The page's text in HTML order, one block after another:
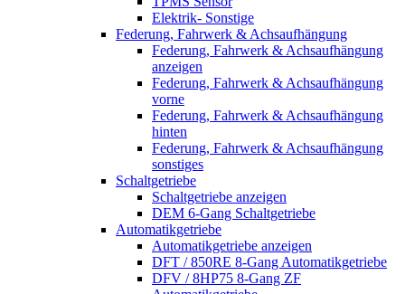
Elektrik- Sonstige
Federung, Fahrwerk & Achsaufhängung
Federung, Fahrwerk & Achsaufhängung
anzeigen
Federung, Fahrwerk & Achsaufhängung
vorne
Federung, Fahrwerk & Achsaufhängung
hinten
Federung, Fahrwerk & Achsaufhängung
sonstiges
Schaltgetriebe
Schaltgetriebe anzeigen
DEM 6-Gang Schaltgetriebe
Automatikgetriebe
Automatikgetriebe anzeigen
DFT / 850RE 8-Gang Automatikgetriebe
DFV / 8HP75 8-Gang ZF